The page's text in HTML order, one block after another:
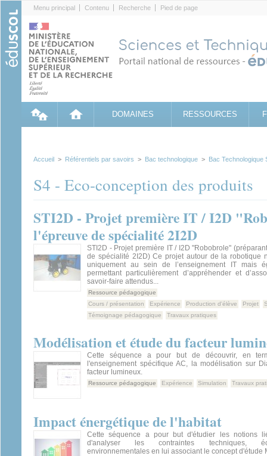
Menu principal Contenu Recherche Pied de page
DOMAINES RESSOURCES
Accueil > Référentiels par savoirs > Bac technologique > Bac Technologique
S4 - Eco-conception des produits
STI2D - Projet première IT / I2D
l'épreuve de spécialité 2I2D
STI2D - Projet première IT / I2D "Robobrole"
de spécialité 2I2D) Ce projet autour de la robotique
uniquement au sein de l’enseignement IT mais
permettant particulièrement d’appréhender et
savoir-faire attendus...
Ressource pédagogique
Cours / présentation
Expérience Production d'élève Projet
Témoignage pédagogique
Travaux pratiques
Modélisation et étude du facteur
Cette séquence a pour but de découvrir, en
l'enseignement spécifique AC, la modélisation sur
facteur lumineux.
Ressource pédagogique Expérience Simulation Travaux
Impact énergétique de l'habitat
Cette séquence a pour but d'étudier les notions
d'analyser les contraintes techniques,
environnementales en lui associant le concept d'étude